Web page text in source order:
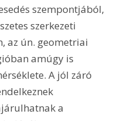
szempontjából,
szerkezeti
az ún. geometriai
amúgy is
A jól záró
a